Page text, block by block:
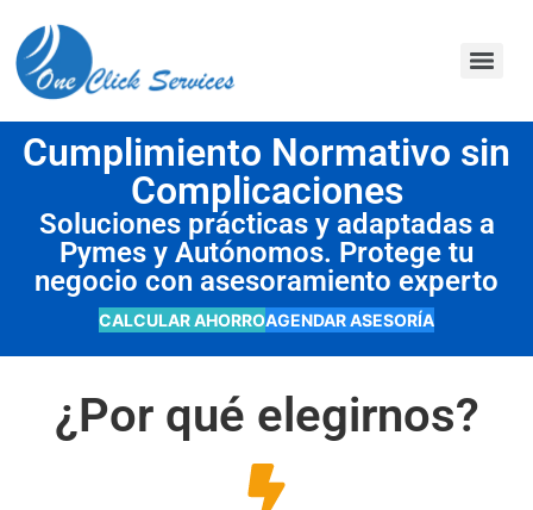
Cumplimiento Normativo sin
Complicaciones
Soluciones prácticas y adaptadas a
Pymes y Autónomos. Protege tu
negocio con asesoramiento experto
CALCULAR AHORROAGENDAR ASESORÍA
¿Por qué elegirnos?